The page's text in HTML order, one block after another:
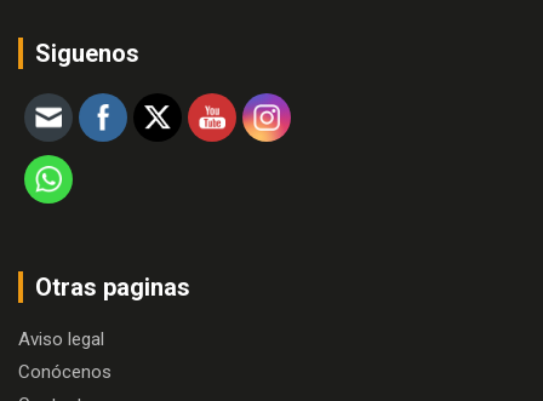
Siguenos
Otras paginas
Aviso legal
Conócenos